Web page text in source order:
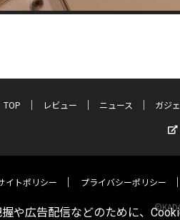
TOP レビュー ニュース ガジ
イトポリシー プライバシーポリシー
や広告配信などのために、